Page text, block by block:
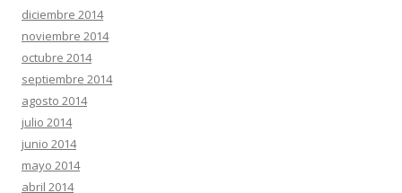
diciembre 2014
noviembre 2014
octubre 2014
septiembre 2014
agosto 2014
julio 2014
junio 2014
mayo 2014
abril 2014